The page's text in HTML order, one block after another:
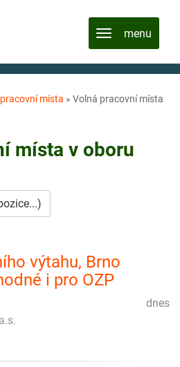
místa » Volná pracovní místa
místa v oboru
výtahu, Brno
i pro OZP
dnes